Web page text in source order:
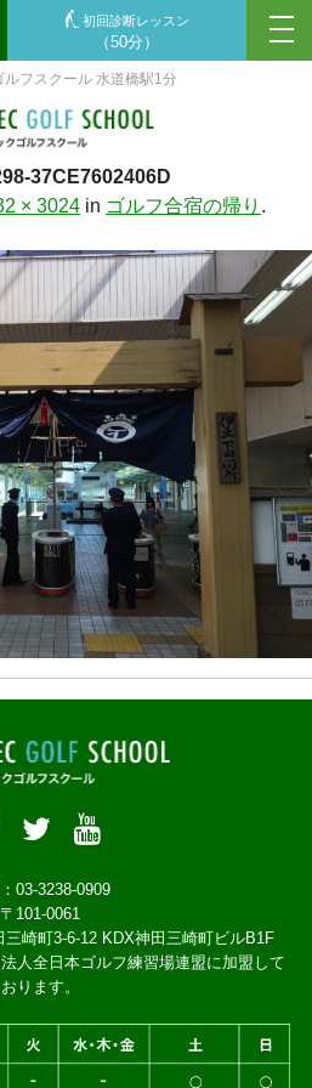
ルフスクール 水道橋駅1分
初回診断レッスン
（50分）
37CE7602406D
× 3024 in ゴルフ合宿の帰り .
03-3238-0909
〒101-0061
町3-6-12 KDX神田三崎町ビルB1F
人全日本ゴルフ練習場連盟に加盟して
おります。